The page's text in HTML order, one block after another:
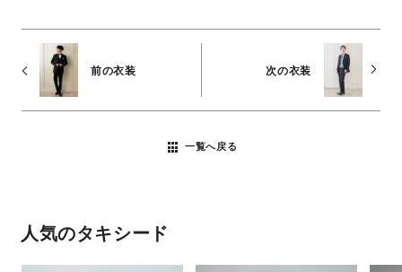
前の衣装 次の衣装
一覧へ戻る
人気のタキシード